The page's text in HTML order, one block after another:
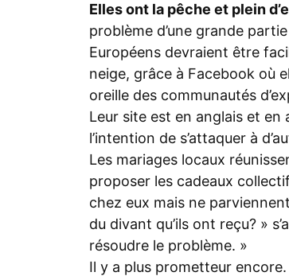
Elles ont la pêche et plein
problème d’une grande
Européens devraient être
neige, grâce à Facebook où
oreille des communautés
Leur site est en anglais et en
l’intention de s’attaquer à
Les mariages locaux
proposer les cadeaux
chez eux mais ne
du divant qu’ils ont reçu? »
résoudre le problème. »
Il y a plus prometteur